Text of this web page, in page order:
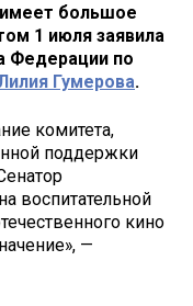
имеет большое
1 июля заявила
Федерации по
Гумерова.
комитета,
поддержки
воспитательной
кино
—